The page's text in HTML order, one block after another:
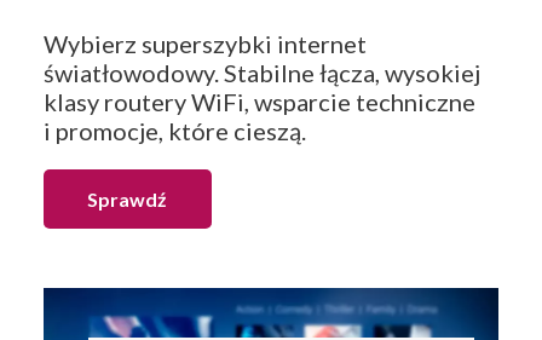
Wybierz superszybki internet
światłowodowy. Stabilne łącza, wysokiej
klasy routery WiFi, wsparcie techniczne
i promocje, które cieszą.
Sprawdź